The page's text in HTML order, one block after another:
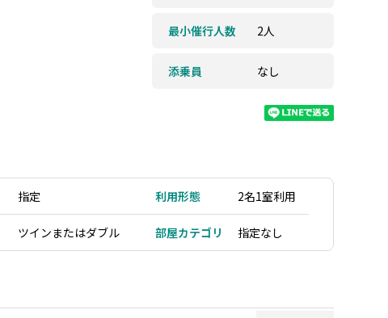
最小催行人数 2人
添乗員 なし
指定 利用形態 2名1室利用
ツインまたはダブル 部屋カテゴリ 指定なし